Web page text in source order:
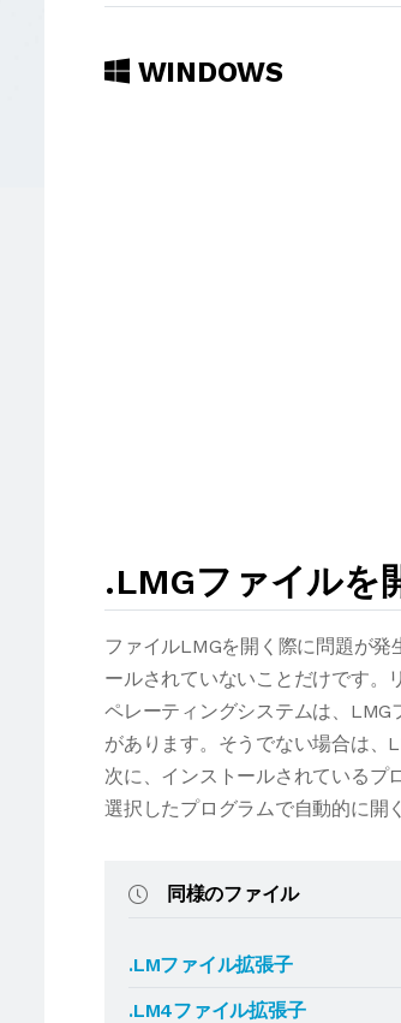
WINDOWS
.LMGファイルを
ファイルLMGを開く際に問題が
ールされていないことだけです。
ペレーティングシステムは、
があります。そうでない場合は、
次に、インストールされているプ
選択したプログラムで自動的に開
同様のファイル
.LMファイル拡張子
.LM4ファイル拡張子